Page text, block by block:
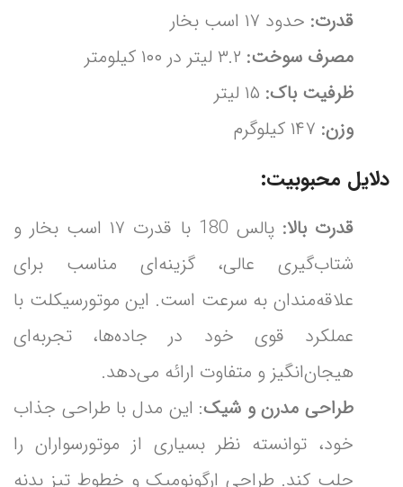
قدرت: حدود ۱۷ اسب بخار
مصرف سوخت:
ظرفیت باک:
وزن:
دلایل محبوبیت:
قدرت بالا:
پالس 180 با قدرت ۱۷ اسب بخار و
شتاب‌گیری عالی، گزینه‌ای مناسب برای
علاقه‌مندان به سرعت است. این موتورسیکلت با
عملکرد قوی خود در جاده‌ها، تجربه‌ای
هیجان‌انگیز و متفاوت ارائه می‌دهد.
طراحی مدرن و شیک: این مدل با طراحی جذاب
خود، توانسته نظر بسیاری از موتورسواران را
جلب کند. طراحی ارگونومیک و خطوط تیز بدنه